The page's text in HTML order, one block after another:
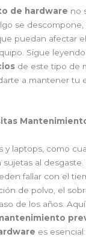
de hardware no
se
puedan afectar
Sigue
de este tipo de
a mantener tu
y laptops, como
al desgaste.
fallar con el
de polvo, el
de los años.
es esencial: